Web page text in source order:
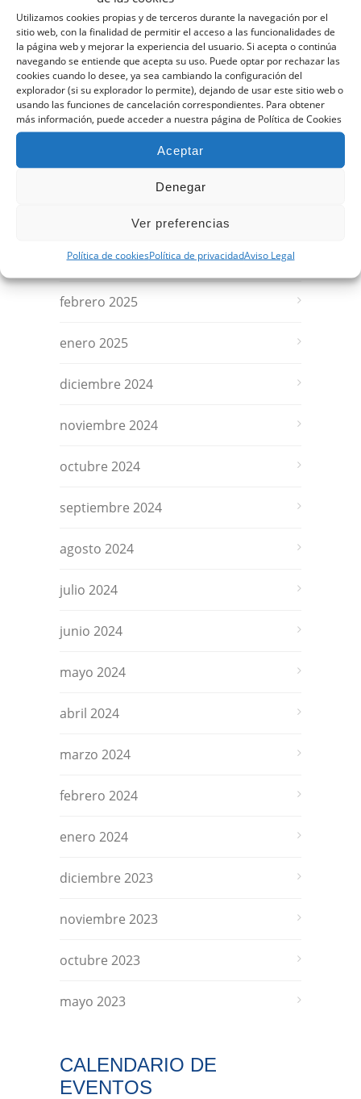
Utilizamos cookies propias y de terceros durante la navegación por el
sitio web, con la finalidad de permitir el acceso a las funcionalidades de
la página web y mejorar la experiencia del usuario. Si acepta o continúa
navegando se entiende que acepta su uso. Puede optar por rechazar las
cookies cuando lo desee, ya sea cambiando la configuración del
explorador (si su explorador lo permite), dejando de usar este sitio web o
usando las funciones de cancelación correspondientes. Para obtener
más información, puede acceder a nuestra página de Política de Cookies
Aceptar
Denegar
Ver preferencias
Política de cookiesPolítica de privacidadAviso Legal
septiembre 2025
agosto 2025
julio 2025
junio 2025
marzo 2025
febrero 2025
enero 2025
diciembre 2024
noviembre 2024
octubre 2024
septiembre 2024
agosto 2024
julio 2024
junio 2024
mayo 2024
abril 2024
marzo 2024
febrero 2024
enero 2024
diciembre 2023
noviembre 2023
octubre 2023
mayo 2023
CALENDARIO DE
EVENTOS